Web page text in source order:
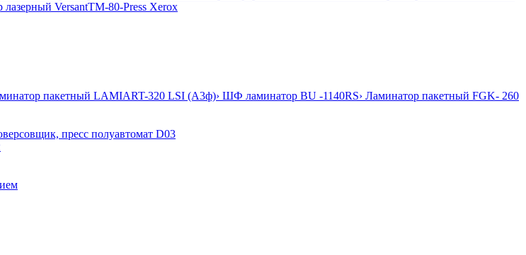
лазерный VersantTM-80-Press Xerox
пакетный LAMIART-320 LSI (А3ф)› ШФ ламинатор BU -1140RS› Ламинатор пакетный FGK- 260
пресс полуавтомат D03